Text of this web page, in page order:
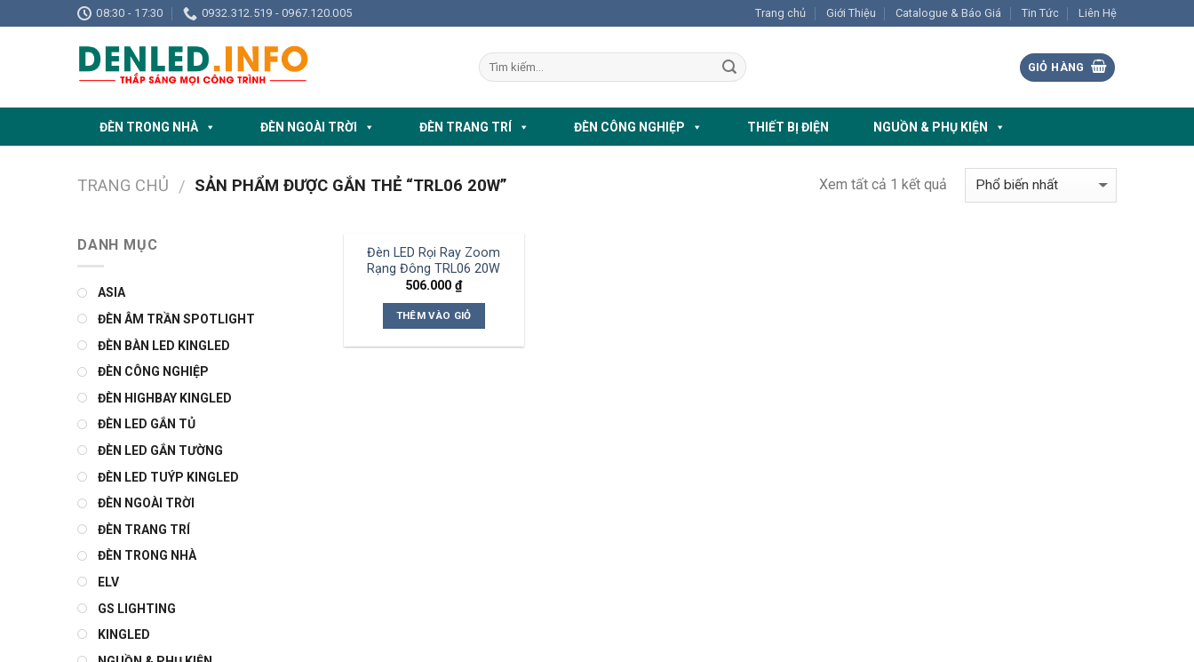
to
08:30 - 17:30 0932.312.519 - 0967.120.005 Trang chủ Giới Thiệu Catalogue & Báo Giá Tin Tức Liên Hệ
GIỎ HÀNG
ĐÈN TRONG NHÀ ĐÈN NGOÀI TRỜI ĐÈN TRANG TRÍ ĐÈN CÔNG NGHIỆP THIẾT BỊ ĐIỆN NGUỒN & PHỤ KIỆN
TRANG CHỦ / SẢN PHẨM ĐƯỢC GẮN THẺ “TRL06 20W” Xem tất cả 1 kết quả
DANH MỤC
ASIA
ĐÈN ÂM TRẦN SPOTLIGHT
ĐÈN BÀN LED KINGLED
ĐÈN CÔNG NGHIỆP
ĐÈN HIGHBAY KINGLED
ĐÈN LED GẮN TỦ
ĐÈN LED GẮN TƯỜNG
ĐÈN LED TUÝP KINGLED
ĐÈN NGOÀI TRỜI
ĐÈN TRANG TRÍ
ĐÈN TRONG NHÀ
ELV
GS LIGHTING
KINGLED
Đèn LED Rọi Ray Zoom
Rạng Đông TRL06 20W
506.000₫
THÊM VÀO GIỎ